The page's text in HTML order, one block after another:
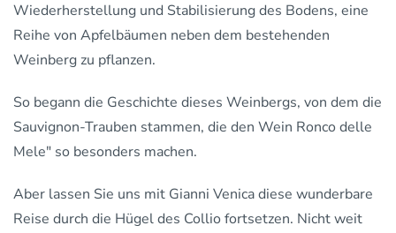
Wiederherstellung und Stabilisierung des Bodens, eine
Reihe von Apfelbäumen neben dem bestehenden
Weinberg zu pflanzen.
So begann die Geschichte dieses Weinbergs, von dem die
Sauvignon-Trauben stammen, die den Wein Ronco delle
Mele" so besonders machen.
Aber lassen Sie uns mit Gianni Venica diese wunderbare
Reise durch die Hügel des Collio fortsetzen. Nicht weit